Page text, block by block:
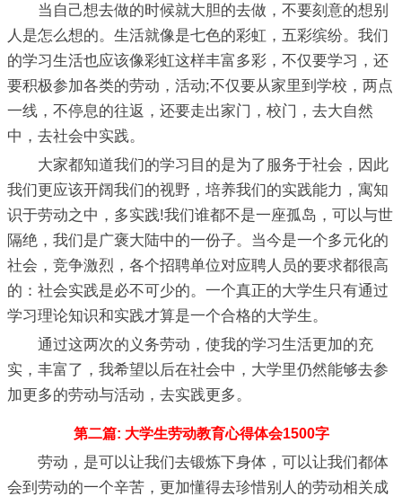
当自己想去做的时候就大胆的去做，不要刻意的想别
人是怎么想的。生活就像是七色的彩虹，五彩缤纷。我们
的学习生活也应该像彩虹这样丰富多彩，不仅要学习，还
要积极参加各类的劳动，活动;不仅要从家里到学校，两点
一线，不停息的往返，还要走出家门，校门，去大自然
中，去社会中实践。
大家都知道我们的学习目的是为了服务于社会，因此
我们更应该开阔我们的视野，培养我们的实践能力，寓知
识于劳动之中，多实践!我们谁都不是一座孤岛，可以与世
隔绝，我们是广褒大陆中的一份子。当今是一个多元化的
社会，竞争激烈，各个招聘单位对应聘人员的要求都很高
的：社会实践是必不可少的。一个真正的大学生只有通过
学习理论知识和实践才算是一个合格的大学生。
通过这两次的义务劳动，使我的学习生活更加的充
实，丰富了，我希望以后在社会中，大学里仍然能够去参
加更多的劳动与活动，去实践更多。
第二篇: 大学生劳动教育心得体会1500字
劳动，是可以让我们去锻炼下身体，可以让我们都体
会到劳动的一个辛苦，更加懂得去珍惜别人的劳动相关成